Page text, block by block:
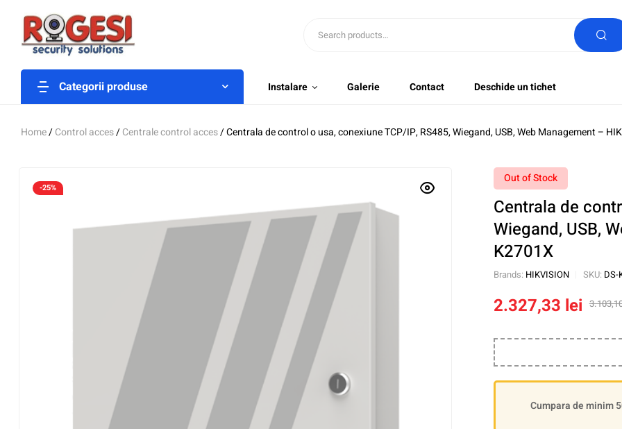
Categorii produse Instalare Galerie Contact Deschide un tichet
Home/Control acces/Centrale control acces/ Centrala de control o usa, conexiune TCP/IP, RS485, Wiegand, USB, Web Management –
-25%
Out of Stock
Centrala de
Wiegand, USB,
K2701X
Brands: HIKVISION SKU: DS-
2.327,33 lei
Cumpara de minim